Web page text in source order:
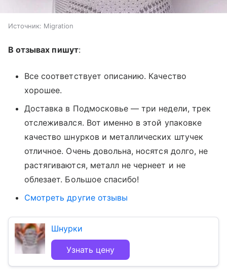
Источник: Migration
В отзывах пишут:
Все соответствует описанию. Качество
хорошее.
Доставка в Подмосковье — три недели, трек
отслеживался. Вот именно в этой упаковке
качество шнурков и металлических штучек
отличное. Очень довольна, носятся долго, не
растягиваются, металл не чернеет и не
облезает. Большое спасибо!
Смотреть другие отзывы
Шнурки
Узнать цену